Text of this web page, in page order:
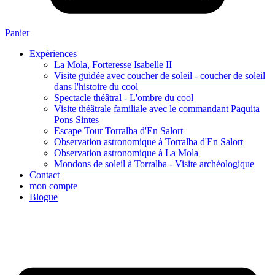
Panier
Expériences
La Mola, Forteresse Isabelle II
Visite guidée avec coucher de soleil - coucher de soleil
dans l'histoire du cool
Spectacle théâtral - L'ombre du cool
Visite théâtrale familiale avec le commandant Paquita
Pons Sintes
Escape Tour Torralba d'En Salort
Observation astronomique à Torralba d'En Salort
Observation astronomique à La Mola
Mondons de soleil à Torralba - Visite archéologique
Contact
mon compte
Blogue